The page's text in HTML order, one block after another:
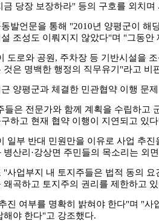
금 당장 보장하라" 등의 구호를 외치며
발언문을 통해 "2010년 양평군이
조성도 이뤄지지 않았다"며 "그동
도로와 공원, 주차장 등 기반시설을
것은 명백한 행정의 직무유기"라고 비
양평군과 체결한 민관협약 이행 문
들은 전문가와 함께 계획을 수립하고
하고 현재 협약 이행이 지연되고 있
일부 반대 민원만을 이유로 사업 추
병산리·강상면 주민들의 목소리는 외
"사업부지 내 토지주들은 법적 동의
왜곡하고 토지주의 권리를 제한하고
진 여부를 명확히 밝혀야 한다"며 "사
해야 한다"고 강조했다.